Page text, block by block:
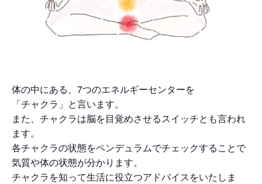
体の中にある、7つのエネルギーセンターを
「チャクラ」と言います。
また、チャクラは脳を目覚めさせるスイッチとも言われ
ます。
各チャクラの状態をペンデュラムでチェックすることで
気質や体の状態が分かります。
チャクラを知って生活に役立つアドバイスをいたしま